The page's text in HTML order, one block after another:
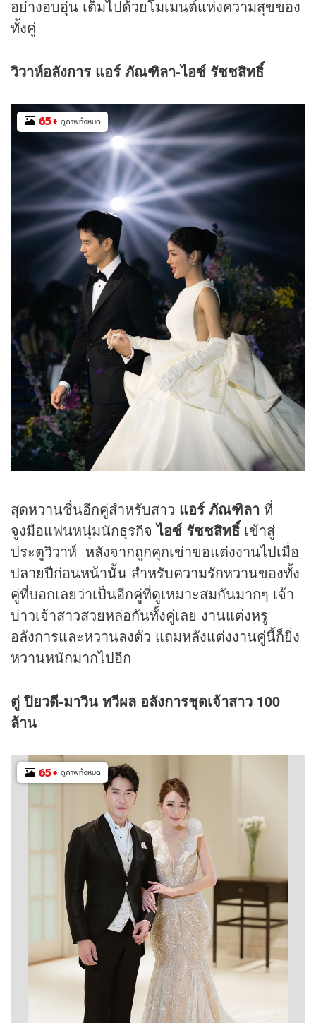
อย่างอบอุ่น เต็มไปด้วยโมเมนต์แห่งความสุขของ
ทั้งคู่
วิวาห์อลังการ แอร์ ภัณฑิลา-ไอซ์ รัชชสิทธิ์
65+ ดูภาพทั้งหมด
สุดหวานชื่นอีกคู่สำหรับสาว แอร์ ภัณฑิลา ที่
จูงมือแฟนหนุ่มนักธุรกิจ ไอซ์ รัชชสิทธิ์ เข้าสู่
ประตูวิวาห์ หลังจากถูกคุกเข่าขอแต่งงานไปเมื่อ
ปลายปีก่อนหน้านั้น สำหรับความรักหวานของทั้ง
คู่ที่บอกเลยว่าเป็นอีกคู่ที่ดูเหมาะสมกันมากๆ เจ้า
บ่าวเจ้าสาวสวยหล่อกันทั้งคู่เลย งานแต่งหรู
อลังการและหวานลงตัว แถมหลังแต่งงานคู่นี้ก็ยิ่ง
หวานหนักมากไปอีก
ตู่ ปิยวดี-มาวิน ทวีผล อลังการชุดเจ้าสาว 100
ล้าน
65+ ดูภาพทั้งหมด